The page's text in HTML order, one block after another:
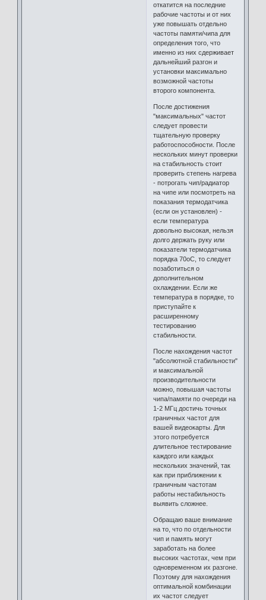
откатится на последние
рабочие частоты и от них
уже повышать отдельно
частоты памяти/чипа для
определения того, что
именно из них сдерживает
дальнейший разгон и
установки максимально
возможной частоты
второго компонента.
После достижения
"максимальных" частот
следует провести
тщательную проверку
работоспособности. После
нескольких минут проверки
на стабильность стоит
проверить степень нагрева
- потрогать чип/радиатор
на чипе или посмотреть на
показания термодатчика
(если он установлен) -
если температура
довольно высокая, нельзя
долго держать руку или
показатели термодатчика
порядка 70оC, то следует
позаботиться о
дополнительном
охлаждении. Если же
температура в порядке, то
приступайте к
расширенному
тестированию
стабильности.
После нахождения частот
"абсолютной стабильности"
и максимальной
производительности
можно, повышая частоты
чипа/памяти по очереди на
1-2 МГц достичь точных
граничных частот для
вашей видеокарты. Для
этого потребуется
длительное тестирование
каждого или каждых
нескольких значений, так
как при приближении к
граничным частотам
работы нестабильность
выявить сложнее.
Обращаю ваше внимание
на то, что по отдельности
чип и память могут
заработать на более
высоких частотах, чем при
одновременном их разгоне.
Поэтому для нахождения
оптимальной комбинации
их частот следует